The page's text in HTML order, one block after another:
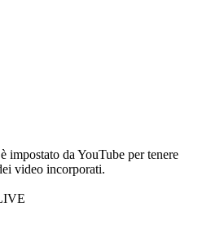
impostato da YouTube per tenere
video incorporati.